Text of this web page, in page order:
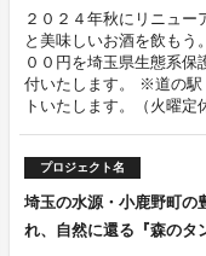
２０２４年秋にリニュ
と美味しいお酒を飲も
００円を埼玉県生態系
付いたします。 ※道の駅
トいたします。（火曜定
プロジェクト名
埼玉の水源・小鹿野町の
れ、自然に還る『森のタ